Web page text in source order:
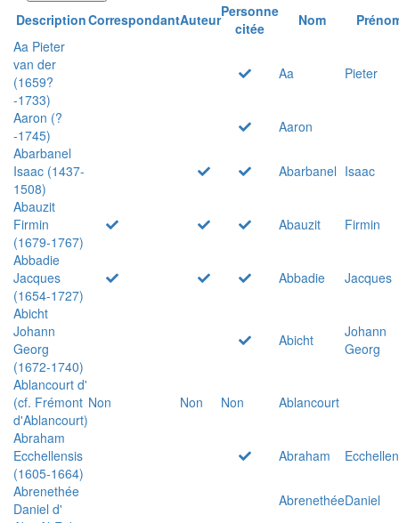
DescriptionCorrespondantAuteurPersonne
citée
Nom
Aa Pieter
van der
(1659?
-1733)
Aa Pieter
Aaron (?
-1745)
Aaron
Abarbanel
Isaac (1437-
1508)
Abarbanel Isaac
Abauzit
Firmin
(1679-1767)
Abauzit
Firmin
Abbadie
Jacques
(1654-1727)
Abbadie
Jacques
Abicht
Johann
Georg
(1672-1740)
Abicht
Johann
Georg
Ablancourt d'
(cf. Frémont
d'Ablancourt)
Non Non Non
Ablancourt
Abraham
Ecchellensis
(1605-1664)
Abraham
Abrenethée
Daniel d'
AbrenethéeDaniel